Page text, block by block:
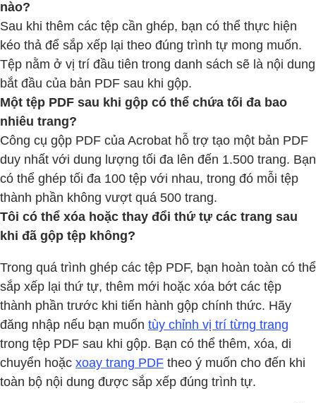
nào?
Sau khi thêm các tệp cần ghép, bạn có thể thực hiện
kéo thả để sắp xếp lại theo đúng trình tự mong muốn.
Tệp nằm ở vị trí đầu tiên trong danh sách sẽ là nội dung
bắt đầu của bản PDF sau khi gộp.
Một tệp PDF sau khi gộp có thể chứa tối đa bao
nhiêu trang?
Công cụ gộp PDF của Acrobat hỗ trợ tạo một bản PDF
duy nhất với dung lượng tối đa lên đến 1.500 trang. Bạn
có thể ghép tối đa 100 tệp với nhau, trong đó mỗi tệp
thành phần không vượt quá 500 trang.
Tôi có thể xóa hoặc thay đổi thứ tự các trang sau
khi đã gộp tệp không?
Trong quá trình ghép các tệp PDF, bạn hoàn toàn có thể
sắp xếp lại thứ tự, thêm mới hoặc xóa bớt các tệp
thành phần trước khi tiến hành gộp chính thức. Hãy
đăng nhập nếu bạn muốn tùy chỉnh vị trí từng trang
trong tệp PDF sau khi gộp. Bạn có thể thêm, xóa, di
chuyển hoặc xoay trang PDF theo ý muốn cho đến khi
toàn bộ nội dung được sắp xếp đúng trình tự.